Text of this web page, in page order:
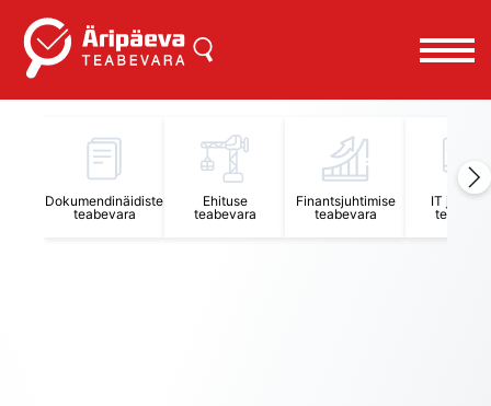
Dokumendinäidiste
teabevara
Ehituse
teabevara
Finantsjuhtimise
teabevara
IT